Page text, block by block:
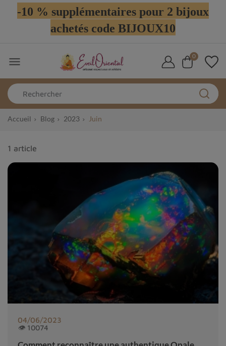
-10 % supplémentaires pour 2 bijoux
achetés code BIJOUX10
 0
Accueil Blog 2023 Juin
1 article
04/06/2023
👁 10074